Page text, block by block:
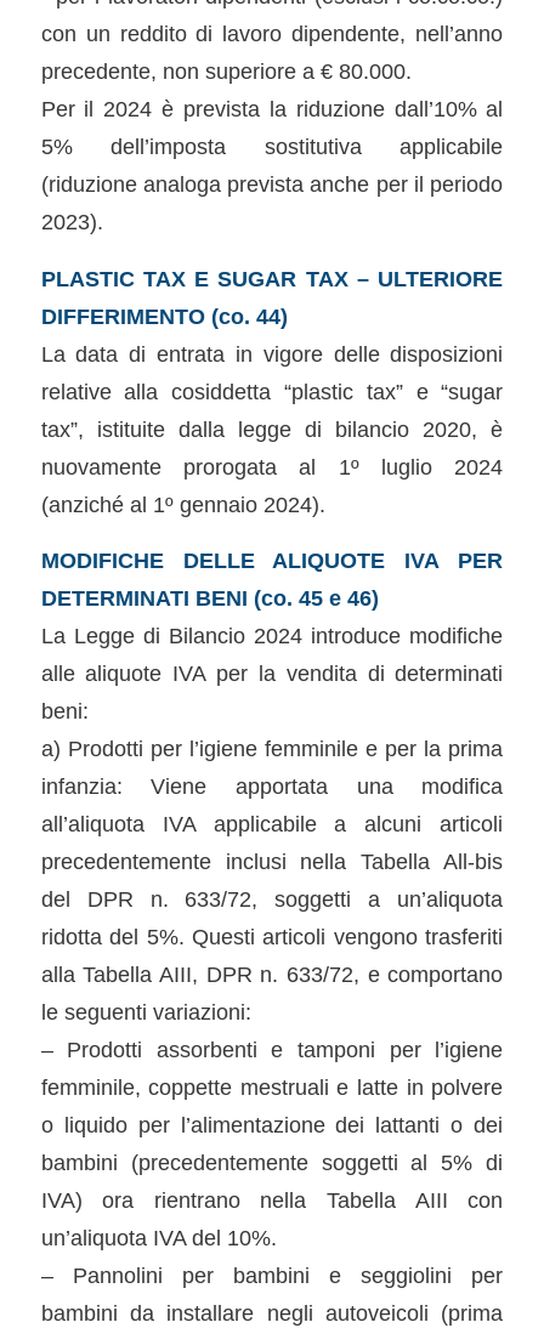
con un reddito di lavoro dipendente, nell’anno
precedente, non superiore a € 80.000.
Per il 2024 è prevista la riduzione dall’10% al
5% dell’imposta sostitutiva applicabile
(riduzione analoga prevista anche per il periodo
2023).
PLASTIC TAX E SUGAR TAX – ULTERIORE
DIFFERIMENTO (co. 44)
La data di entrata in vigore delle disposizioni
relative alla cosiddetta “plastic tax” e “sugar
tax”, istituite dalla legge di bilancio 2020, è
nuovamente prorogata al 1º luglio 2024
(anziché al 1º gennaio 2024).
MODIFICHE DELLE ALIQUOTE IVA PER
DETERMINATI BENI (co. 45 e 46)
La Legge di Bilancio 2024 introduce modifiche
alle aliquote IVA per la vendita di determinati
beni:
a) Prodotti per l’igiene femminile e per la prima
infanzia: Viene apportata una modifica
all’aliquota IVA applicabile a alcuni articoli
precedentemente inclusi nella Tabella All-bis
del DPR n. 633/72, soggetti a un’aliquota
ridotta del 5%. Questi articoli vengono trasferiti
alla Tabella AIII, DPR n. 633/72, e comportano
le seguenti variazioni:
– Prodotti assorbenti e tamponi per l’igiene
femminile, coppette mestruali e latte in polvere
o liquido per l’alimentazione dei lattanti o dei
bambini (precedentemente soggetti al 5% di
IVA) ora rientrano nella Tabella AIII con
un’aliquota IVA del 10%.
– Pannolini per bambini e seggiolini per
bambini da installare negli autoveicoli (prima